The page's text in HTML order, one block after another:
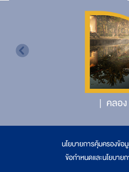
คลอง
นโยบายการคุ้มครองข้อ
ข้อกำหนดและนโยบาย